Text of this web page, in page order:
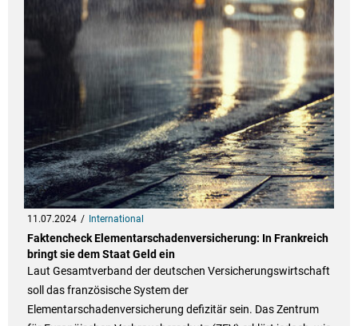
11.07.2024 International
Faktencheck Elementarschadenversicherung: In Frankreich
bringt sie dem Staat Geld ein
Laut Gesamtverband der deutschen Versicherungswirtschaft
soll das französische System der
Elementarschadenversicherung defizitär sein. Das Zentrum